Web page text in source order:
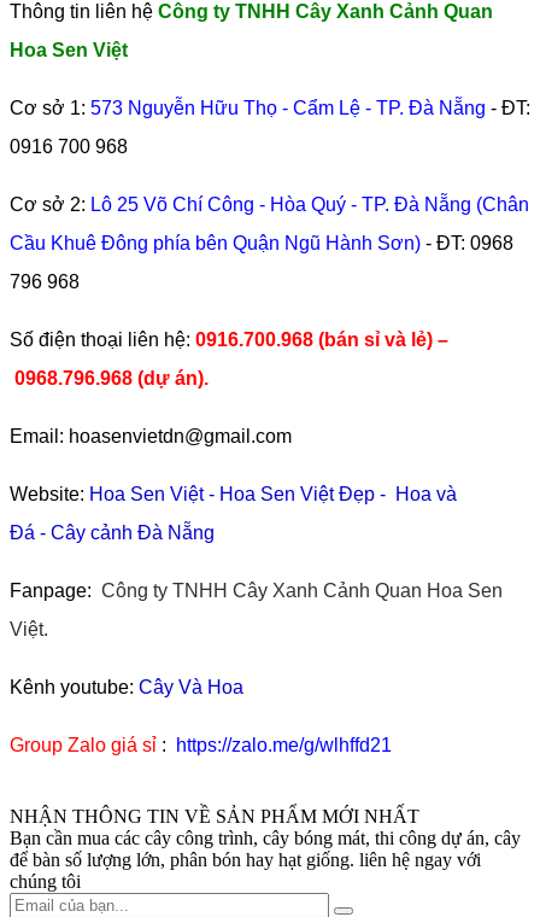
Thông tin liên hệ Công ty TNHH Cây Xanh Cảnh Quan
Hoa Sen Việt
Cơ sở 1: 573 Nguyễn Hữu Thọ - Cẩm Lệ - TP. Đà Nẵng - ĐT:
0916 700 968
Cơ sở 2: Lô 25 Võ Chí Công - Hòa Quý - TP. Đà Nẵng (Chân
Cầu Khuê Đông phía bên Quận Ngũ Hành Sơn) - ĐT: 0968
796 968
​Số điện thoại liên hệ: 0916.700.968 (bán sỉ và lẻ) –
0968.796.968 (dự án).
Email: hoasenvietdn@gmail.com
Website: Hoa Sen Việt- Hoa Sen Việt Đẹp - Hoa và
Đá - Cây cảnh Đà Nẵng
Fanpage: Công ty TNHH Cây Xanh Cảnh Quan Hoa Sen
Việt.
Kênh youtube: Cây Và Hoa
Group Zalo giá sỉ : https://zalo.me/g/wlhffd21
NHẬN THÔNG TIN VỀ SẢN PHẨM MỚI NHẤT
Bạn cần mua các cây công trình, cây bóng mát, thi công dự án, cây
để bàn số lượng lớn, phân bón hay hạt giống. liên hệ ngay với
chúng tôi